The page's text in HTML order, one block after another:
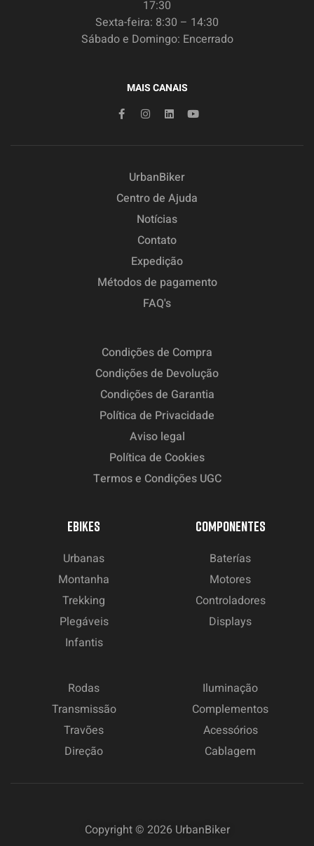
17:30
Sexta-feira: 8:30 – 14:30
Sábado e Domingo: Encerrado
MAIS CANAIS
UrbanBiker
Centro de Ajuda
Notícias
Contato
Expedição
Métodos de pagamento
FAQ's
Condições de Compra
Condições de Devolução
Condições de Garantia
Política de Privacidade
Aviso legal
Política de Cookies
Termos e Condições UGC
EBIKES
Urbanas
Montanha
Trekking
Plegáveis
Infantis
COMPONENTES
Baterías
Motores
Controladores
Displays
Rodas
Transmissão
Travões
Direção
Iluminação
Complementos
Acessórios
Cablagem
Copyright © 2026 UrbanBiker